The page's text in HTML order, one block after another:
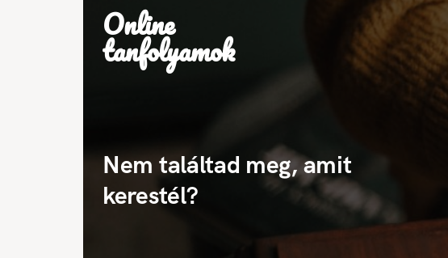
Online
tanfolyamok
Nem találtad meg, amit
kerestél?